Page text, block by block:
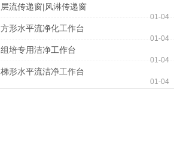
层流传递窗|风淋传递窗
01-04
方形水平流净化工作台
01-04
组培专用洁净工作台
01-04
梯形水平流洁净工作台
01-04